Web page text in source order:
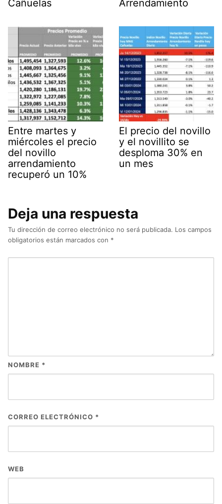
Cañuelas Arrendamiento
Entre martes y
miércoles el precio
del novillo
arrendamiento
recuperó un 10%
El precio del novillo
y el novillito se
desploma 30% en
un mes
Deja una respuesta
Tu dirección de correo electrónico no será publicada. Los campos
obligatorios están marcados con *
NOMBRE *
CORREO ELECTRÓNICO *
WEB